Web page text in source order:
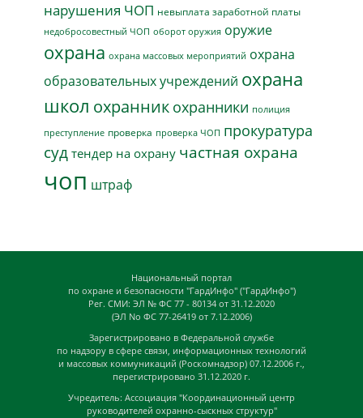
нарушения ЧОП невыплата заработной платы
недобросовестный ЧОП оборот оружия оружие
охрана охрана массовых мероприятий охрана
образовательных учреждений охрана
школ охранник охранники полиция
преступление проверка проверка ЧОП прокуратура
суд тендер на охрану частная охрана
чоп штраф
Национальный портал
по охране и безопасности "ГардИнфо" ("ГардИнфо")
Рег. СМИ: ЭЛ № ФС 77 - 80134 от 31.12.2020
(ЭЛ No ФС 77-26419 от 7.12.2006)
Зарегистрировано в Федеральной службе
по надзору в сфере связи, информационных технологий
и массовых коммуникаций (Роскомнадзор) 07.12.2006 г.,
перегистрировано 31.12.2020 г.
Учредитель: Ассоциация "Координационный центр
руководителей охранно-сыскных структур"